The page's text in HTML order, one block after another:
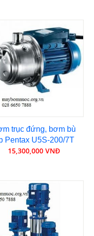
trục đứng, bơm bù
Pentax U5S-200/7T
15,300,000 VNĐ